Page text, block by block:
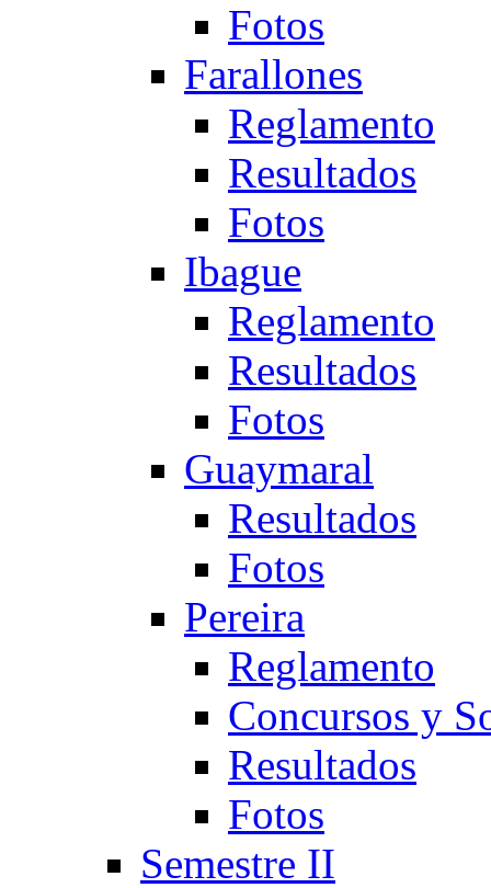
Fotos
Farallones
Reglamento
Resultados
Fotos
Ibague
Reglamento
Resultados
Fotos
Guaymaral
Resultados
Fotos
Pereira
Reglamento
Concursos y
Resultados
Fotos
Semestre II